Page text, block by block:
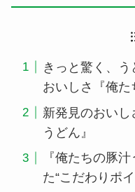
きっと驚く、
おいしさ『俺た
新発見のおい
うどん』
『俺たちの豚
た“こだわりポ